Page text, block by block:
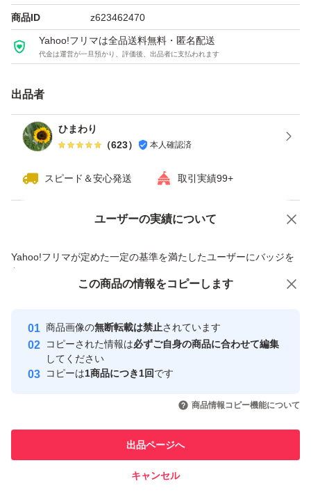
商品ID z623462470
Yahoo!フリマは全品送料無料・匿名配送
代金は運営が一旦預かり、評価後、出品者に支払われます
出品者
ひまわり
（623） 本人確認済
スピード＆安心発送 取引実績99+
ユーザーの実績について
Yahoo!フリマが定めた一定の基準を満たしたユーザーにバッジを
付与しています
安心取引出品者
心・安全なユーザーです
取引実績
引を完了させた実績があります
での取引実績があります
価格の相談 商品への質問
この商品の情報をコピーします
商品画像の無断転載は禁止されています
コピーされた情報は必ずご自身の商品に合わせて編集
してください
コピーは1商品につき1回です
商品情報コピー機能について
出品ページへ
キャンセル
この商品をみている人にオススメ